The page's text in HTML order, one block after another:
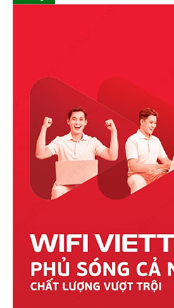
Quảng Ngãi
Quảng Ninh
Quảng Trị
Sóc Trăng
Sơn La
Tây Ninh
Thái Bình
Thái Nguyên
Thừa Thiên Huế
Tiền Giang
Trà Vinh
Tuyên Quang